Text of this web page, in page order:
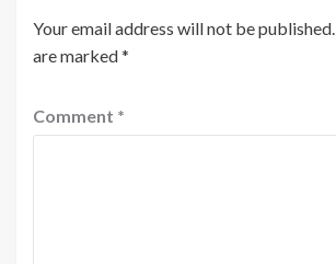
Your email address will not be published.
are marked*
Comment *